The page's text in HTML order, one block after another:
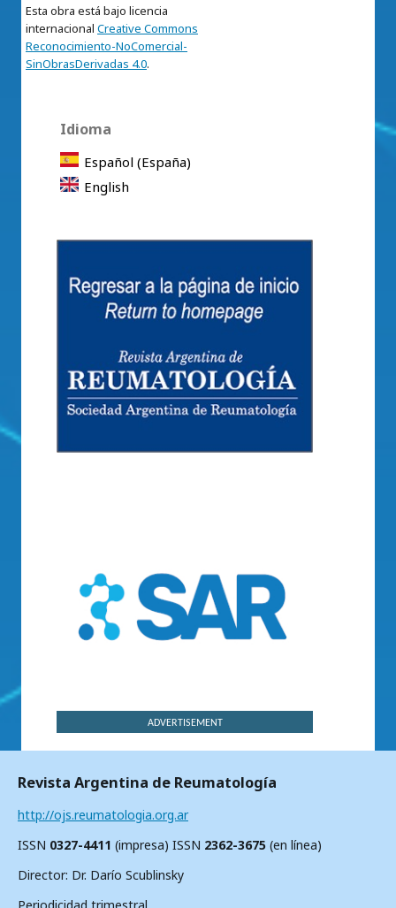
Esta obra está bajo licencia
internacional Creative Commons
Reconocimiento-NoComercial-
SinObrasDerivadas 4.0.
Idioma
Español (España)
English
ADVERTISEMENT
Revista Argentina de Reumatología
http://ojs.reumatologia.org.ar
ISSN 0327-4411 (impresa) ISSN 2362-3675 (en línea)
Director: Dr. Darío Scublinsky
Periodicidad trimestral